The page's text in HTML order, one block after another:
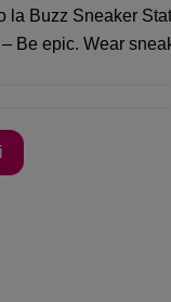
la Buzz Sneaker
Be epic. Wear